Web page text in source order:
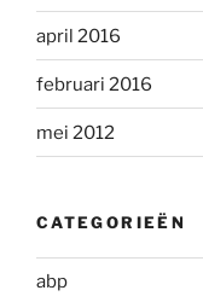
april 2016
februari 2016
mei 2012
CATEGORIEËN
abp